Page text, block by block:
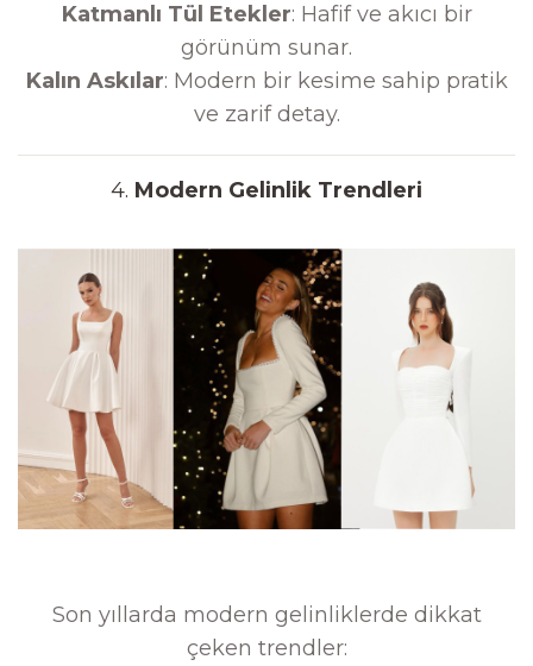
Katmanlı Tül Etekler: Hafif ve akıcı bir
görünüm sunar.
Kalın Askılar: Modern bir kesime sahip pratik
ve zarif detay.
4. Modern Gelinlik Trendleri
Son yıllarda modern gelinliklerde dikkat
çeken trendler: